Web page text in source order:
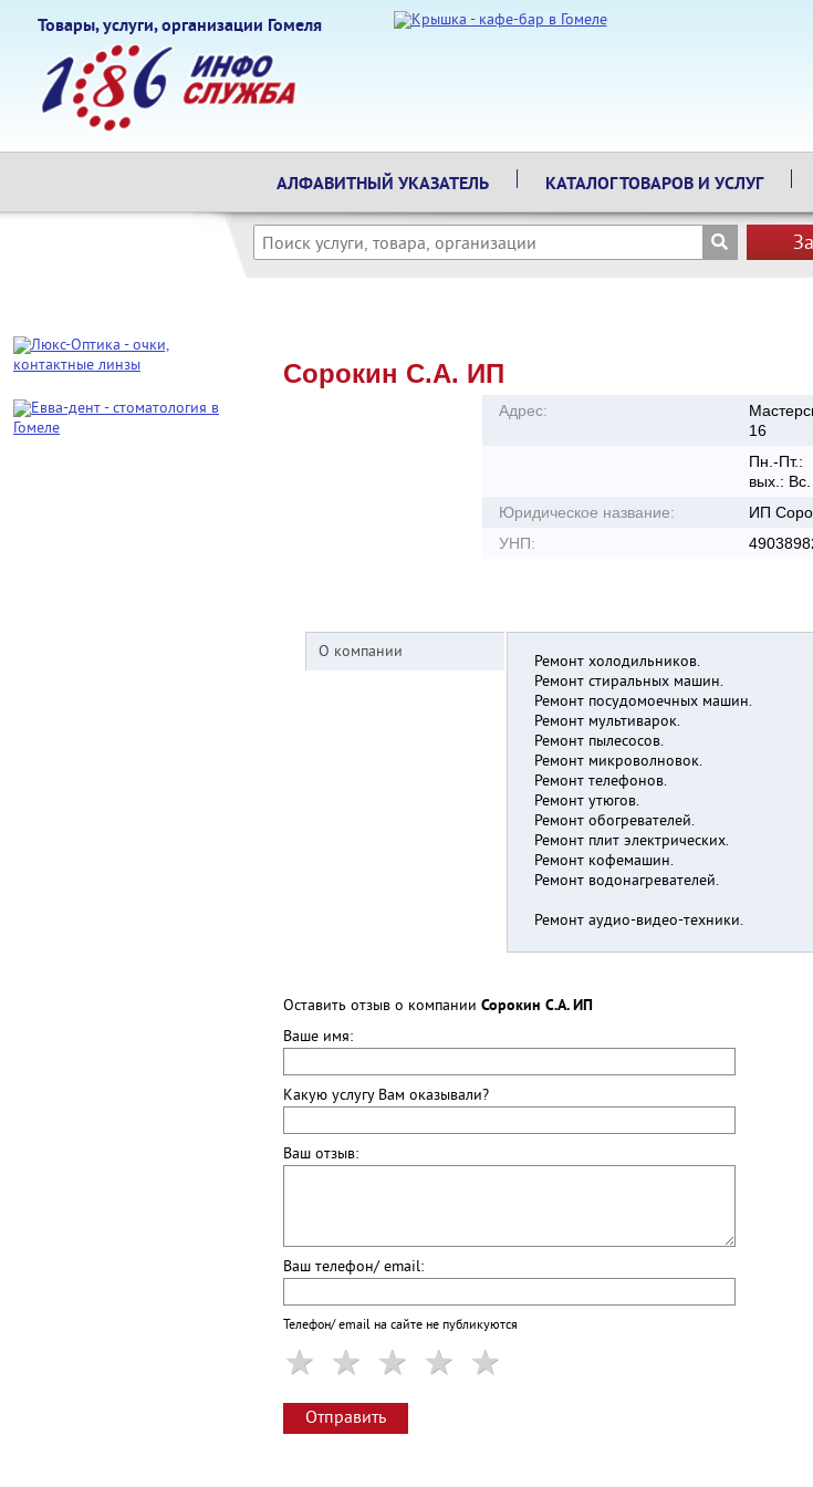
Товары, услуги, организации Гомеля
АЛФАВИТНЫЙ УКАЗАТЕЛЬ КАТАЛОГ ТОВАРОВ И УСЛУГ
Сорокин С.А. ИП
Адрес:
16
Пн.-Пт.:
вых.: Вс.
Юридическое название:
ИП
УНП:
О компании
Ремонт холодильников.
Ремонт стиральных машин.
Ремонт посудомоечных машин.
Ремонт мультиварок.
Ремонт пылесосов.
Ремонт микроволновок.
Ремонт телефонов.
Ремонт утюгов.
Ремонт обогревателей.
Ремонт плит электрических.
Ремонт кофемашин.
Ремонт водонагревателей.
Ремонт аудио-видео-техники.
Оставить отзыв о компании Сорокин С.А. ИП
Ваше имя:
Какую услугу Вам оказывали?
Ваш отзыв:
Ваш телефон/ email:
Телефон/ email на сайте не публикуются
Отправить